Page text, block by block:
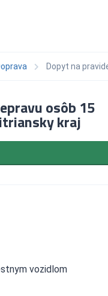
Dopyt na
osôb 15
kraj
vozidlom